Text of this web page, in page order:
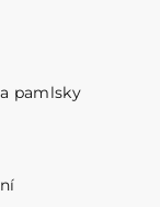
pamlsky